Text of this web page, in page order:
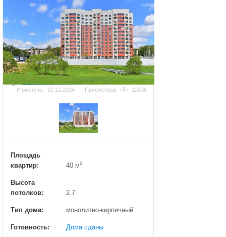
Добавить фотографию
Изменено:
22.12.2024 Просмотров 12536
Площадь
квартир:
40 м2
Высота
потолков:
2.7
Тип дома: монолитно-кирпичный
Готовность: Дома сданы